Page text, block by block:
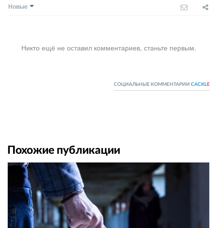
Новые
Никто ещё не оставил комментариев, станьте первым.
СОЦИАЛЬНЫЕ КОММЕНТАРИИ CACKL E
Похожие публикации